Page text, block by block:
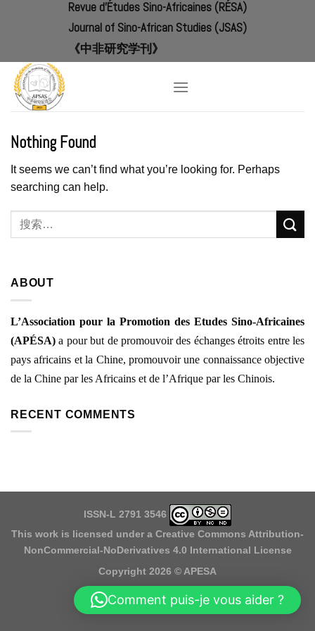
Revue d'Études Sino-Africaines (RÉSA)
Journal of Sino-African Studies (JSAS)
《中非研究学刊》
Nothing Found
It seems we can’t find what you’re looking for. Perhaps
searching can help.
ABOUT
L’Association pour la Promotion des Etudes Sino-Africaines
(APÉSA) a pourbut de promouvoir des échanges étroits entre les
pays africains et la Chine, promouvoir une connaissance objective
de la Chine par les Africains et de l’Afrique par les Chinois.
RECENT COMMENTS
ISSN-L 2791 3546
This work is licensed under a Creative Commons Attribution-
NonCommercial-NoDerivatives 4.0 International License
Copyright 2026 © APESA
Comment puis-je vous aider ?